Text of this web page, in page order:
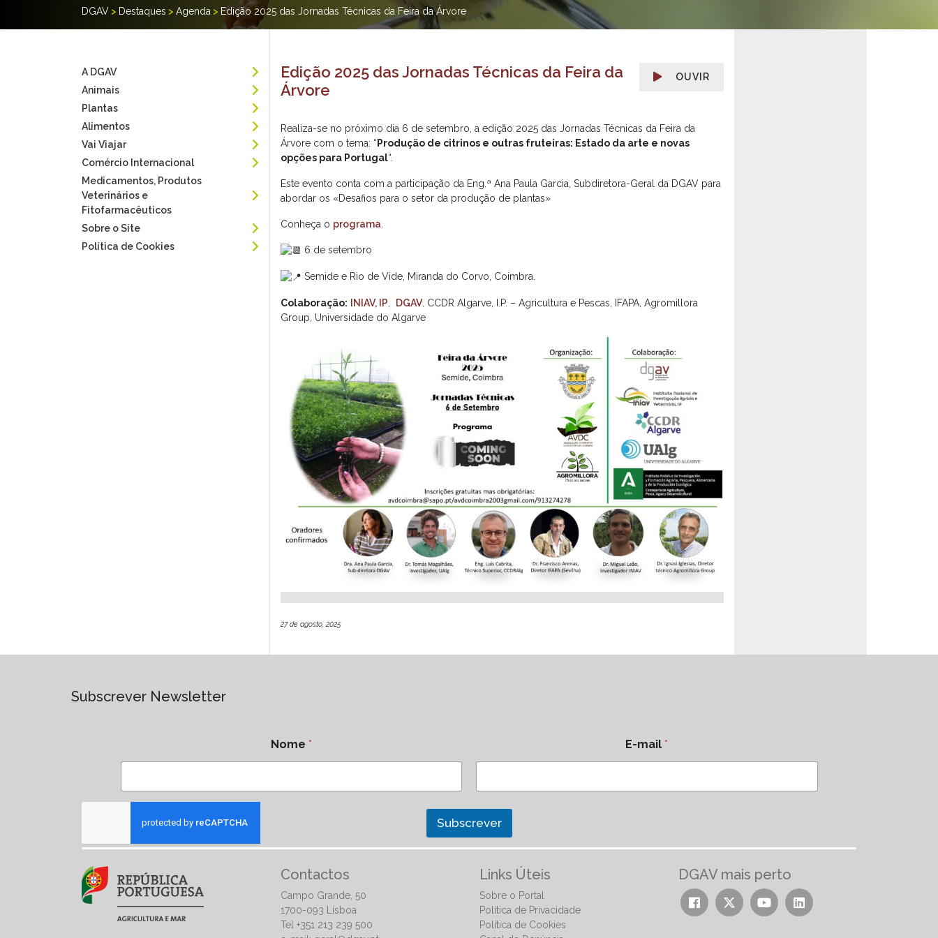
DGAV > Destaques > Agenda > Edição 2025 das Jornadas Técnicas da Feira da Árvore
A DGAV
Animais
Plantas
Alimentos
Vai Viajar
Comércio Internacional
Medicamentos, Produtos
Veterinários e
Fitofarmacêuticos
Sobre o Site
Política de Cookies
OUVIR
Edição 2025 das Jornadas Técnicas da Feira da
Árvore
Realiza-se no próximo dia 6 de setembro, a edição 2025 das Jornadas Técnicas da Feira da
Árvore com o tema: “ Produção de citrinos e outras fruteiras: Estado da arte e novas
opções para Portugal“.
Este evento conta com a participação da Eng.ª Ana Paula Garcia, Subdiretora-Geral da DGAV para
abordar os «Desafios para o setor da produção de plantas»
Conheça o programa
6 de setembro
Semide e Rio de Vide, Miranda do Corvo, Coimbra.
Colaboração: INIAV, IP DGAV. CCDR Algarve, I.P. – Agricultura e Pescas, IFAPA, Agromillora
Group, Universidade do Algarve
27 de agosto, 2025
Subscrever Newsletter
Nome * E-mail*
Subscrever
Contactos
Campo Grande, 50
1700-093 Lisboa
Tel +351 213 239 500
Links Úteis
Sobre o Portal
Política de Privacidade
Política de Cookies
DGAV mais perto